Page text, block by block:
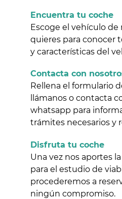
Encuentra tu coche
Escoge el vehículo
quieres para conocer
y características del
Contacta con
Rellena el formulario
llámanos o contacta
whatsapp para
trámites necesarios y
Disfruta tu coche
Una vez nos aportes
para el estudio de
procederemos a
ningún compromiso.